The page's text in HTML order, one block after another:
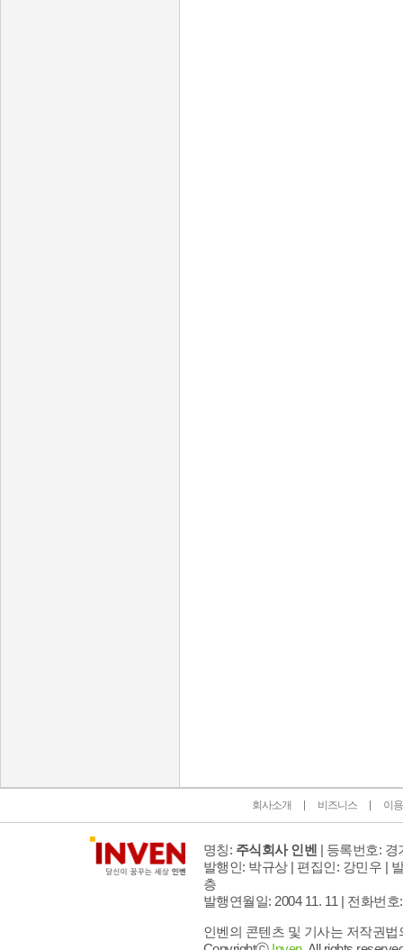
회사소개 비즈니스 이
명칭: 주식회사 인벤 | 등록번호: 경
발행인: 박규상 | 편집인: 강민우 |
층
발행연월일: 2004 11. 11 | 전화번호
인벤의 콘텐츠 및 기사는 저작권